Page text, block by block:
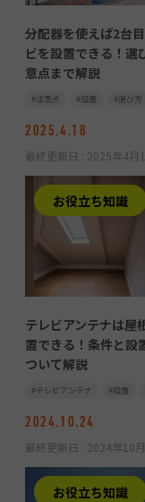
分配器を使えば2台
ビを設置できる！選
意点まで解説
注意点 設置 選び方
2025.4.18
最終更新日 : 2025年4月
お役立ち知識
テレビアンテナは屋
置できる！条件と設
ついて解説
テレビアンテナ 設置
2024.10.24
最終更新日 : 2024年10
お役立ち知識